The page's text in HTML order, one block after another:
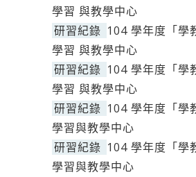
學習 與教學中心
研習紀錄 104 學年度「學
學習 與教學中心
研習紀錄 104 學年度「學
學習 與教學中心
研習紀錄 104 學年度「學
學習與教學中心
研習紀錄 104 學年度「學
學習與教學中心